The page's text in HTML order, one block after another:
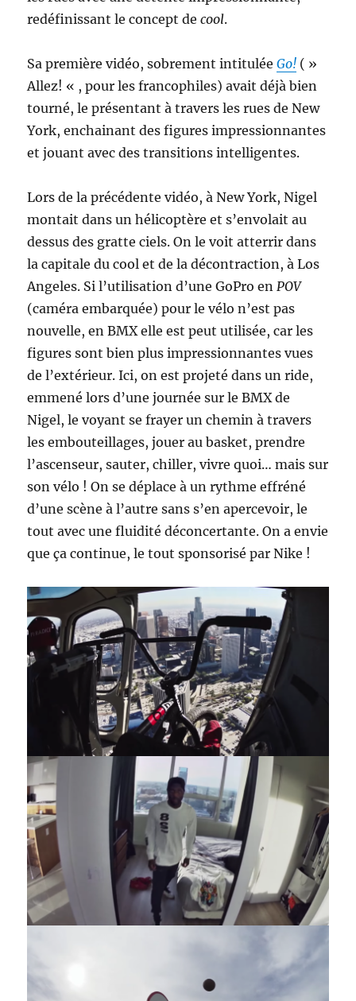
redéfinissant le concept decool.
Sa première vidéo, sobrement intituléeGo! ( »
Allez! « , pour les francophiles) avait déjà bien
tourné, le présentant à travers les rues de New
York, enchainant des figures impressionnantes
et jouant avec des transitions intelligentes.
Lors de la précédente vidéo, à New York, Nigel
montait dans un hélicoptère et s’envolait au
dessus des gratte ciels. On le voit atterrir dans
la capitale du cool et de la décontraction, à Los
Angeles. Si l’utilisation d’une GoPro en POV
(caméra embarquée) pour le vélo n’est pas
nouvelle, en BMX elle est peut utilisée, car les
figures sont bien plus impressionnantes vues
de l’extérieur. Ici, on est projeté dans un ride,
emmené lors d’une journée sur le BMX de
Nigel, le voyant se frayer un chemin à travers
les embouteillages, jouer au basket, prendre
l’ascenseur, sauter, chiller, vivre quoi… mais sur
son vélo ! On se déplace à un rythme effréné
d’une scène à l’autre sans s’en apercevoir, le
tout avec une fluidité déconcertante. On a envie
que ça continue, le tout sponsorisé par Nike !